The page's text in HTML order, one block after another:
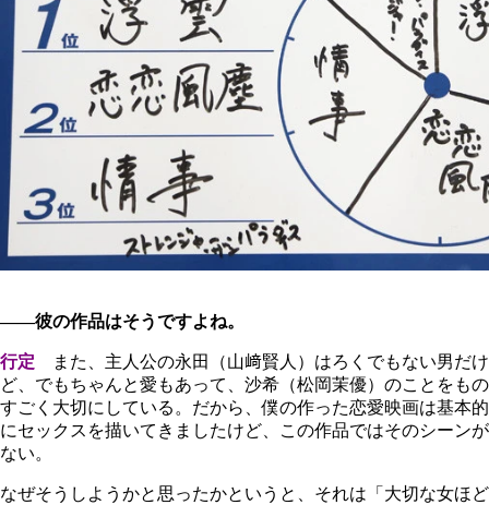
――彼の作品はそうですよね。
行定 また、主人公の永田（山﨑賢人）はろくでもない男だけ
ど、でもちゃんと愛もあって、沙希（松岡茉優）のことをもの
すごく大切にしている。だから、僕の作った恋愛映画は基本的
にセックスを描いてきましたけど、この作品ではそのシーンが
ない。
なぜそうしようかと思ったかというと、それは「大切な女ほど